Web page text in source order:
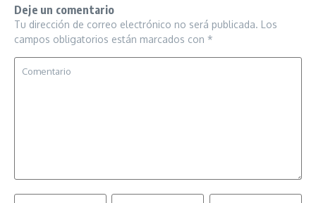
Deje un comentario
Tu dirección de correo electrónico no será publicada. Los
campos obligatorios están marcados con *